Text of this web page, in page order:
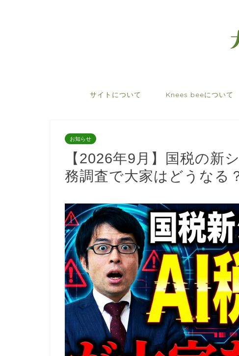
サイトについて Knees beeについて
お知らせ
【2026年9月】国税の新
務調査で大家はどうなる